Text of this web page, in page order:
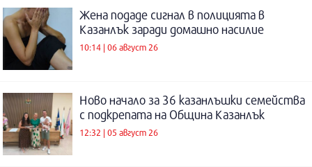
Жена подаде сигнал в полицията в
Казанлък заради домашно насилие
10:14 | 06 август 26
Ново начало за 36 казанлъшки семейства
с подкрепата на Община Казанлък
12:32 | 05 август 26